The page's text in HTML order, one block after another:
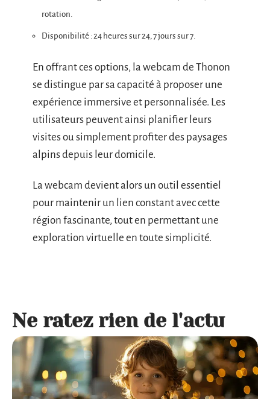
rotation.
Disponibilité : 24 heures sur 24, 7 jours sur 7.
En offrant ces options, la webcam de Thonon
se distingue par sa capacité à proposer une
expérience immersive et personnalisée. Les
utilisateurs peuvent ainsi planifier leurs
visites ou simplement profiter des paysages
alpins depuis leur domicile.
La webcam devient alors un outil essentiel
pour maintenir un lien constant avec cette
région fascinante, tout en permettant une
exploration virtuelle en toute simplicité.
Ne ratez rien de l'actu